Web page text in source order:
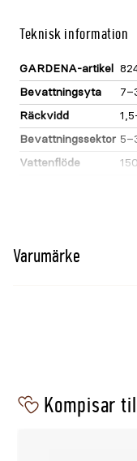
Teknisk information
GARDENA-artikel
Bevattningsyta
Räckvidd
Bevattningssektor
Vattenflöde
Pop-up-sprinklern
startar. Matcha
Varumärke
Kompisar